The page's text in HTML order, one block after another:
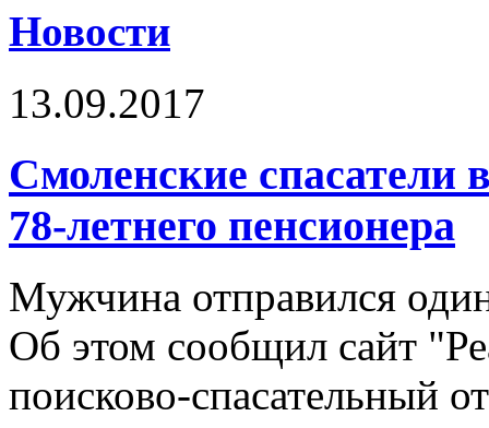
Новости
13.09.2017
Смоленские спасатели
78-летнего пенсионера
Мужчина отправился
Об этом сообщил сайт
поисково-спасательный